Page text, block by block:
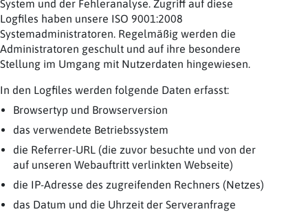
System und der Fehleranalyse. Zugriff auf diese
Logfiles haben unsere ISO 9001:2008
Systemadministratoren. Regelmäßig werden die
Administratoren geschult und auf ihre besondere
Stellung im Umgang mit Nutzerdaten hingewiesen.
In den Logfiles werden folgende Daten erfasst:
Browsertyp und Browserversion
das verwendete Betriebssystem
die Referrer-URL (die zuvor besuchte und von der
auf unseren Webauftritt verlinkten Webseite)
die IP-Adresse des zugreifenden Rechners (Netzes)
das Datum und die Uhrzeit der Serveranfrage